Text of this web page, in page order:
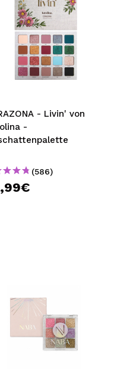
- Livin' von
-
(586)